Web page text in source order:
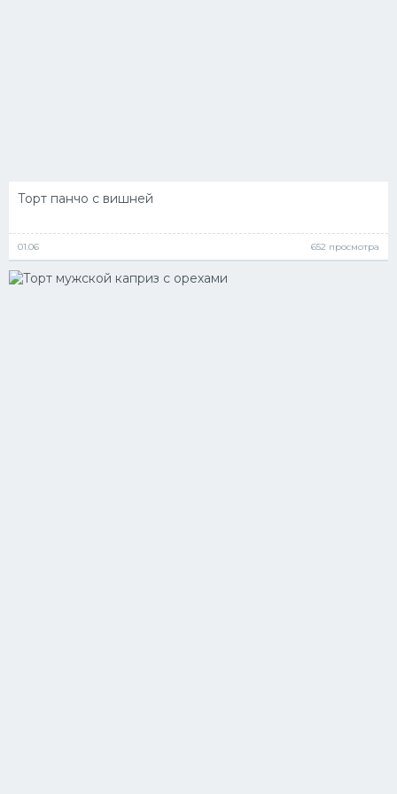
Торт панчо с вишней
01.06 652 просмотра